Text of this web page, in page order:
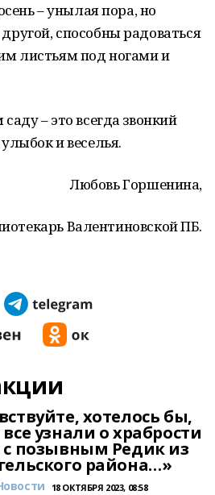
– унылая пора, но
способны радоваться
листьям под ногами и
– это всегда звонкий
и веселья.
Любовь Горшенина,
Валентиновской ПБ.
хотелось бы,
узнали о храбрости
позывным Редик из
района…»
18 ОКТЯБРЯ 2023, 08:58